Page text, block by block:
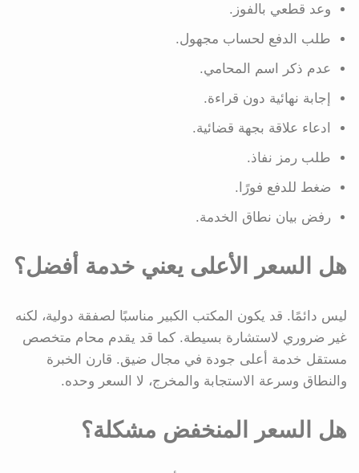
وعد قطعي بالفوز.
طلب الدفع لحساب مجهول.
عدم ذكر اسم المحامي.
إجابة نهائية دون قراءة.
ادعاء علاقة بجهة قضائية.
طلب رمز نفاذ.
ضغط للدفع فورًا.
رفض بيان نطاق الخدمة.
هل السعر الأعلى يعني خدمة أفضل؟
ليس دائمًا. قد يكون المكتب الكبير مناسبًا لصفقة دولية، لكنه
غير ضروري لاستشارة بسيطة. كما قد يقدم محام متخصص
مستقل خدمة أعلى جودة في مجال ضيق. قارن الخبرة
والنطاق وسرعة الاستجابة والمخرج، لا السعر وحده.
هل السعر المنخفض مشكلة؟